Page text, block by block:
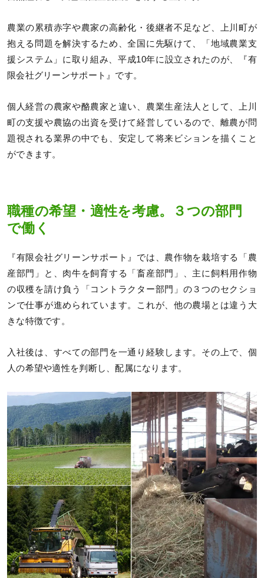
農業の累積赤字や農家の高齢化・後継者不足など、上川町が
抱える問題を解決するため、全国に先駆けて、「地域農業支
援システム」に取り組み、平成10年に設立されたのが、『有
限会社グリーンサポート』です。
個人経営の農家や酪農家と違い、農業生産法人として、上川
町の支援や農協の出資を受けて経営しているので、離農が問
題視される業界の中でも、安定して将来ビションを描くこと
ができます。
職種の希望・適性を考慮。３つの部門
で働く
『有限会社グリーンサポート』では、農作物を栽培する「農
産部門」と、肉牛を飼育する「畜産部門」、主に飼料用作物
の収穫を請け負う「コントラクター部門」の３つのセクショ
ンで仕事が進められています。これが、他の農場とは違う大
きな特徴です。
入社後は、すべての部門を一通り経験します。その上で、個
人の希望や適性を判断し、配属になります。